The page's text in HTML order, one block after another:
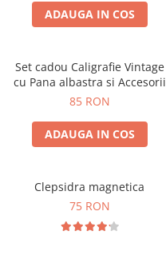
ADAUGA IN COS
Set cadou Caligrafie Vintage
cu Pana albastra si Accesorii
85 RON
ADAUGA IN COS
Clepsidra magnetica
75 RON